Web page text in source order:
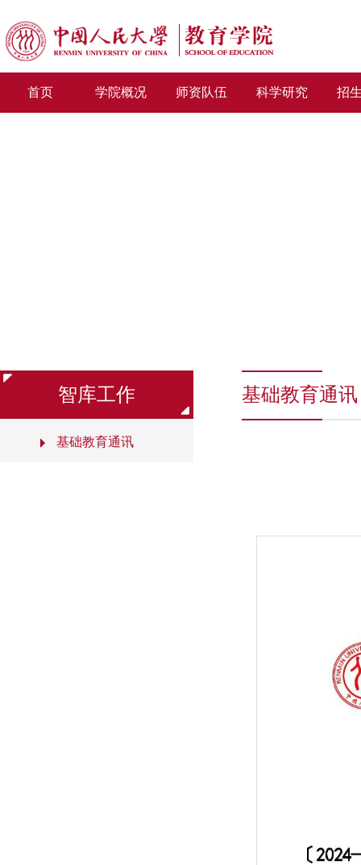
首页 学院概况 师资队伍 科学研究 招
智库工作
基础教育通讯
基础教育通讯